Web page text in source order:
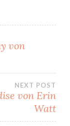
von
NEXT POST
von Erin
Watt